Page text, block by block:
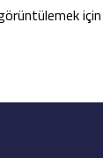
için